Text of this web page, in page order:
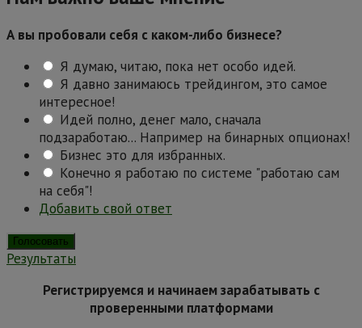
А вы пробовали себя с каком-либо бизнесе?
Я думаю, читаю, пока нет особо идей.
Я давно занимаюсь трейдингом, это самое
интересное!
Идей полно, денег мало, сначала
подзаработаю... Например на бинарных опционах!
Бизнес это для избранных.
Конечно я работаю по системе "работаю сам
на себя"!
Добавить свой ответ
Результаты
Регистрируемся и начинаем зарабатывать с
проверенными платформами